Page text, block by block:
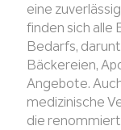
eine
finden sich alle
Bedarfs,
Bäckereien,
Angebote.
medizinische
die